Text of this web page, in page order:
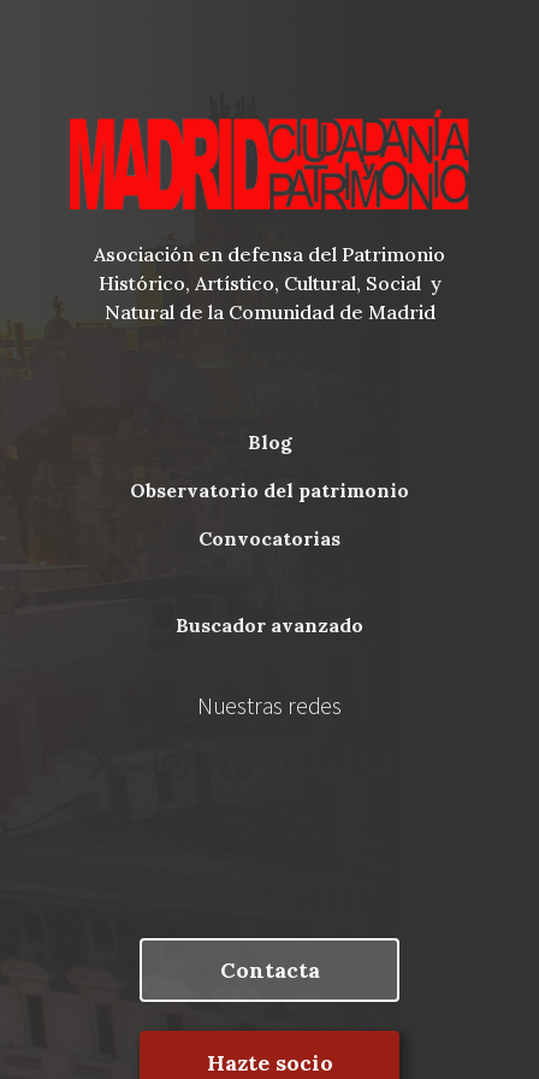
Asociación en defensa del Patrimonio
Histórico, Artístico, Cultural, Social y
Natural de la Comunidad de Madrid
Menu
blog
observatorio del patrimonio
convocatorias
buscador avanzado
Nuestras redes
Contacta
Hazte socio